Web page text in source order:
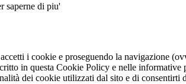
saperne di piu'
i cookie e proseguendo la navigazione
in questa Cookie Policy e nelle
dei cookie utilizzati dal sito e di consentirti